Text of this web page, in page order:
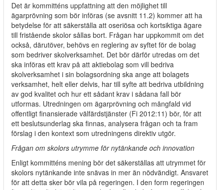
Det är kommitténs uppfattning att den möjlighet till
ägarprövning som bör införas (se avsnitt 11.2) kommer att ha
betydelse för att säkerställa att oseriösa och kortsiktiga ägare
till fristående skolor sållas bort. Frågan har uppkommit om det
också, därutöver, behövs en reglering av syftet för de bolag
som bedriver skolverksamhet. Det bör därför utredas om det
ska införas ett krav på att aktiebolag som vill bedriva
skolverksamhet i sin bolagsordning ska ange att bolagets
verksamhet, helt eller delvis, har till syfte att bedriva utbildning
av god kvalitet och hur ett sådant krav i sådana fall bör
utformas. Utredningen om ägarprövning och mångfald vid
offentligt finansierade välfärdstjänster (Fi 2012:11) bör, för att
ett beslutsunderlag ska finnas, analysera frågan och ta fram
förslag i den kontext som utredningens direktiv utgör.
Frågan om skolors utrymme för nytänkande och innovation
Enligt kommitténs mening bör det säkerställas att utrymmet för
skolors nytänkande inte snävas in mer än nödvändigt. Ansvaret
för att detta sker bör vila på regeringen. I den form regeringen